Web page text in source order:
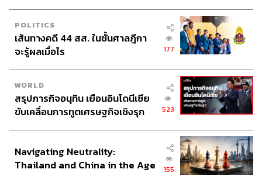
POLITICS
เส้นทางคดี 44 สส. ในชั้นศาลฎีกา
จะรู้ผลเมื่อไร
177
WORLD
สรุปภารกิจอนุทิน เยือนอินโดนีเซีย
ขับเคลื่อนการทูตเศรษฐกิจเชิงรุก
523
Navigating Neutrality:
Thailand and China in the Age
155